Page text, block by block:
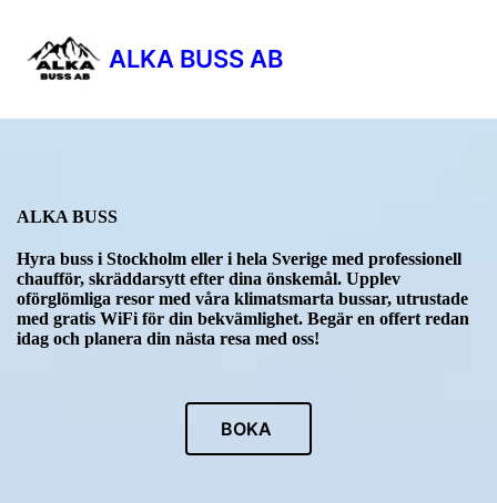
ALKA BUSS AB
ALKA BUSS
Hyra buss i Stockholm eller i hela Sverige med professionell
chaufför, skräddarsytt efter dina önskemål. Upplev
oförglömliga resor med våra klimatsmarta bussar, utrustade
med gratis WiFi för din bekvämlighet. Begär en offert redan
idag och planera din nästa resa med oss!
BOKA